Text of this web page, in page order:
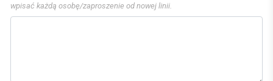
wpisać każdą osobę/zaproszenie od nowej linii.